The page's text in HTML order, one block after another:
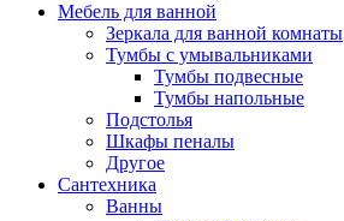
Мебель для ванной
Зеркала для ванной комнаты
Тумбы с умывальниками
Тумбы подвесные
Тумбы напольные
Подстолья
Шкафы пеналы
Другое
Сантехника
Ванны